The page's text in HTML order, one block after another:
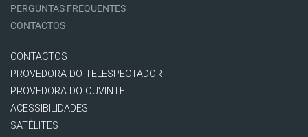
PERGUNTAS FREQUENTES
CONTACTOS
CONTACTOS
PROVEDORA DO TELESPECTADOR
PROVEDORA DO OUVINTE
ACESSIBILIDADES
SATÉLITES